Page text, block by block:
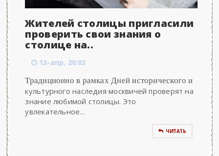
Жителей столицы пригласили
проверить свои знания о
столице на..
13-апр, 20:03
Традиционно в рамках Дней исторического и
культурного наследия москвичей проверят на
знание любимой столицы. Это
увлекательное...
ЧИТАТЬ